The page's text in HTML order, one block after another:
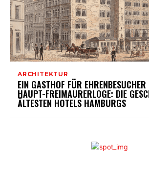
ARCHITEKTUR
EIN GASTHOF FÜR
HAUPT-FREIMAURERLOGE: DIE
ÄLTESTEN HOTELS HAMBURGS